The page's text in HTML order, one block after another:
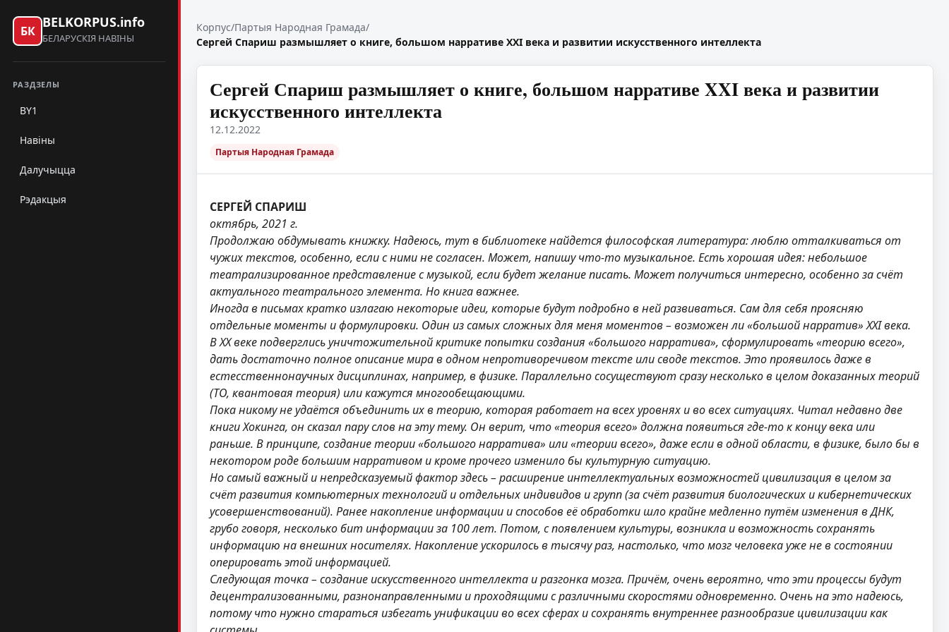
БК
BELKORPUS.info
БЕЛАРУСКІЯ НАВІНЫ
РАЗДЗЕЛЫ
BY1
Навіны
Далучыцца
Рэдакцыя
Корпус/Партыя Народная Грамада/
Сергей Спариш размышляет о книге, большом нарративе XXI века и развитии искусственного интеллекта
Сергей Спариш размышляет о книге, большом нарративе XXI века и развитии
искусственного интеллекта
12.12.2022
Партыя Народная Грамада
СЕРГЕЙ СПАРИШ
октябрь, 2021 г.
Продолжаю обдумывать книжку. Надеюсь, тут в библиотеке найдется философская литература: люблю отталкиваться от
чужих текстов, особенно, если с ними не согласен. Может, напишу что-то музыкальное. Есть хорошая идея: небольшое
театрализированное представление с музыкой, если будет желание писать. Может получиться интересно, особенно за счёт
актуального театрального элемента. Но книга важнее.
Иногда в письмах кратко излагаю некоторые идеи, которые будут подробно в ней развиваться. Сам для себя проясняю
отдельные моменты и формулировки. Один из самых сложных для меня моментов – возможен ли «большой нарратив» ХХI века.
В ХХ веке подверглись уничтожительной критике попытки создания «большого нарратива», сформулировать «теорию всего»,
дать достаточно полное описание мира в одном непротиворечивом тексте или своде текстов. Это проявилось даже в
естесственнонаучных дисциплинах, например, в физике. Параллельно сосуществуют сразу несколько в целом доказанных теорий
(ТО, квантовая теория) или кажутся многообещающими.
Пока никому не удаётся объединить их в теорию, которая работает на всех уровнях и во всех ситуациях. Читал недавно две
книги Хокинга, он сказал пару слов на эту тему. Он верит, что «теория всего» должна появиться где-то к концу века или
раньше. В принципе, создание теории «большого нарратива» или «теории всего», даже если в одной области, в физике, было бы в
некотором роде большим нарративом и кроме прочего изменило бы культурную ситуацию.
Но самый важный и непредсказуемый фактор здесь – расширение интеллектуальных возможностей цивилизация в целом за
счёт развития компьютерных технологий и отдельных индивидов и групп (за счёт развития биологических и кибернетических
усовершенствований). Ранее накопление информации и способов её обработки шло крайне медленно путём изменения в ДНК,
грубо говоря, несколько бит информации за 100 лет. Потом, с появлением культуры, возникла и возможность сохранять
информацию на внешних носителях. Накопление ускорилось в тысячу раз, настолько, что мозг человека уже не в состоянии
оперировать этой информацией.
Следующая точка – создание искусственного интеллекта и разгонка мозга. Причём, очень вероятно, что эти процессы будут
децентрализованными, разнонаправленными и проходящими с различными скоростями одновременно. Очень на это надеюсь,
потому что нужно стараться избегать унификации во всех сферах и сохранять внутреннее разнообразие цивилизации как